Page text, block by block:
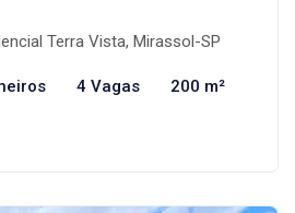
Terra Vista, Mirassol-SP
4 Vagas 200 m²